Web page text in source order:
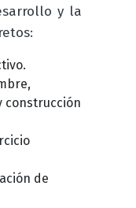
y la
construcción
de